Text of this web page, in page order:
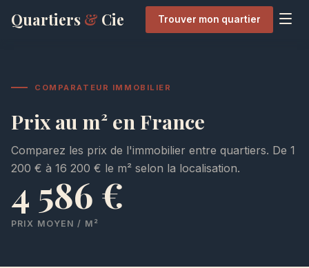
Quartiers & Cie Trouver mon quartier
COMPARATEUR IMMOBILIER
Prix au m² en France
Comparez les prix de l'immobilier entre quartiers. De 1
200 € à 16 200 € le m² selon la localisation.
4 586 €
PRIX MOYEN / M²